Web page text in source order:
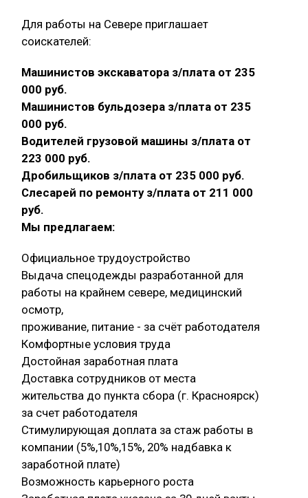
Для работы на Севере приглашает
соискателей:
Машинистов экскаватора з/плата от 235
000 руб.
Машинистов бульдозера з/плата от 235
000 руб.
Водителей грузовой машины з/плата от
223 000 руб.
Дробильщиков з/плата от 235 000 руб.
Слесарей по ремонту з/плата от 211 000
руб.
Мы предлагаем:
Официальное трудоустройство
Выдача спецодежды разработанной для
работы на крайнем севере, медицинский
осмотр,
проживание, питание - за счёт работодателя
Комфортные условия труда
Достойная заработная плата
Доставка сотрудников от места
жительства до пункта сбора (г. Красноярск)
за счет работодателя
Стимулирующая доплата за стаж работы в
компании (5%,10%,15%, 20% надбавка к
заработной плате)
Возможность карьерного роста